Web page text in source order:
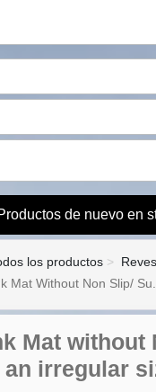
de nuevo en
los productos
Mat Without Non Slip/ Su..
Mat without
irregular